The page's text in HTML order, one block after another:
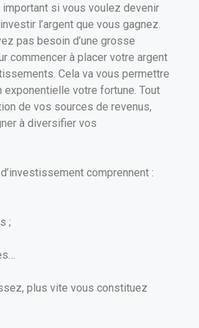
si vous voulez devenir
l’argent que vous gagnez.
pas besoin d’une grosse
commencer à placer votre argent
Cela va vous permettre
exponentielle votre fortune. Tout
de vos sources de revenus,
à diversifier vos
comprennent :
;
plus vite vous constituez